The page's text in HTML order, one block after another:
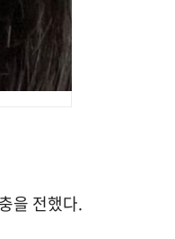
을 전했다.